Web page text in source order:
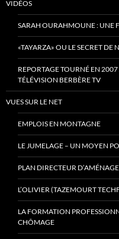
VIDÉOS
SARAH OURAHMOUNE : UNE
«TAYARZA» OU LE SECRET DE
REPORTAGE TOURNÉ EN
TÉLÉVISION BERBÈRE TV
VUES SUR LE NET
EMPLOIS EN MONTAGNE
LE JUMELAGE – UN MOYEN
PLAN DIRECTEUR
L’OLIVIER (TAZEMOURT
LA FORMATION
CHÔMAGE